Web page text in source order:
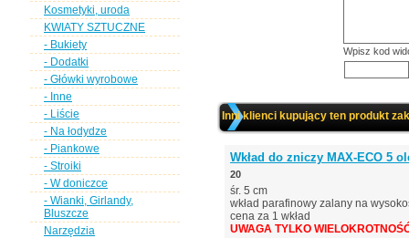
Kosmetyki, uroda
KWIATY SZTUCZNE
- Bukiety
- Dodatki
- Główki wyrobowe
- Inne
- Liście
- Na łodydze
- Piankowe
- Stroiki
- W doniczce
- Wianki, Girlandy,
Bluszcze
Narzędzia
Wpisz kod
Inni klienci kupujący ten produkt
Wkład do zniczy MAX-ECO 5
20
śr. 5 cm
wkład parafinowy zalany na
cena za 1 wkład
UWAGA TYLKO